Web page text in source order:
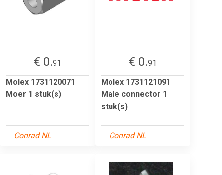
€ 0.91
Molex 1731120071
Moer 1 stuk(s)
Conrad NL
€ 0.91
Molex 1731121091
Male connector 1
stuk(s)
Conrad NL